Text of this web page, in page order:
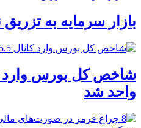
بازار سرمایه به تزریق
واحد شد